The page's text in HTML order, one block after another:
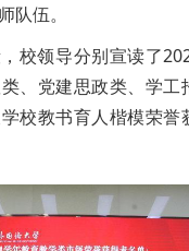
队伍。
校领导分别宣读了
、党建思政类、学工
校教书育人楷模荣誉